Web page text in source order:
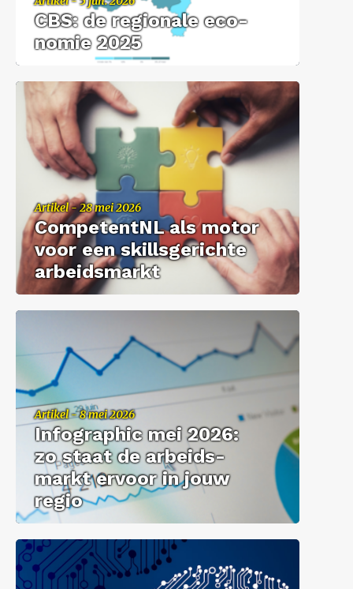
CBS: de re­gi­o­na­le eco­
no­mie 2025
Ar­ti­kel - 28 mei 2026
Com­pe­tent­NL als motor
voor een skills­ge­rich­te
ar­beids­markt
Ar­ti­kel - 8 mei 2026
In­fo­grap­hic mei 2026:
zo staat de ar­beids­
markt er­voor in jouw
regio